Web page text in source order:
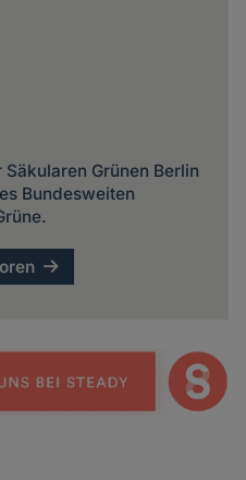
Grünen Berlin
Bundesweiten